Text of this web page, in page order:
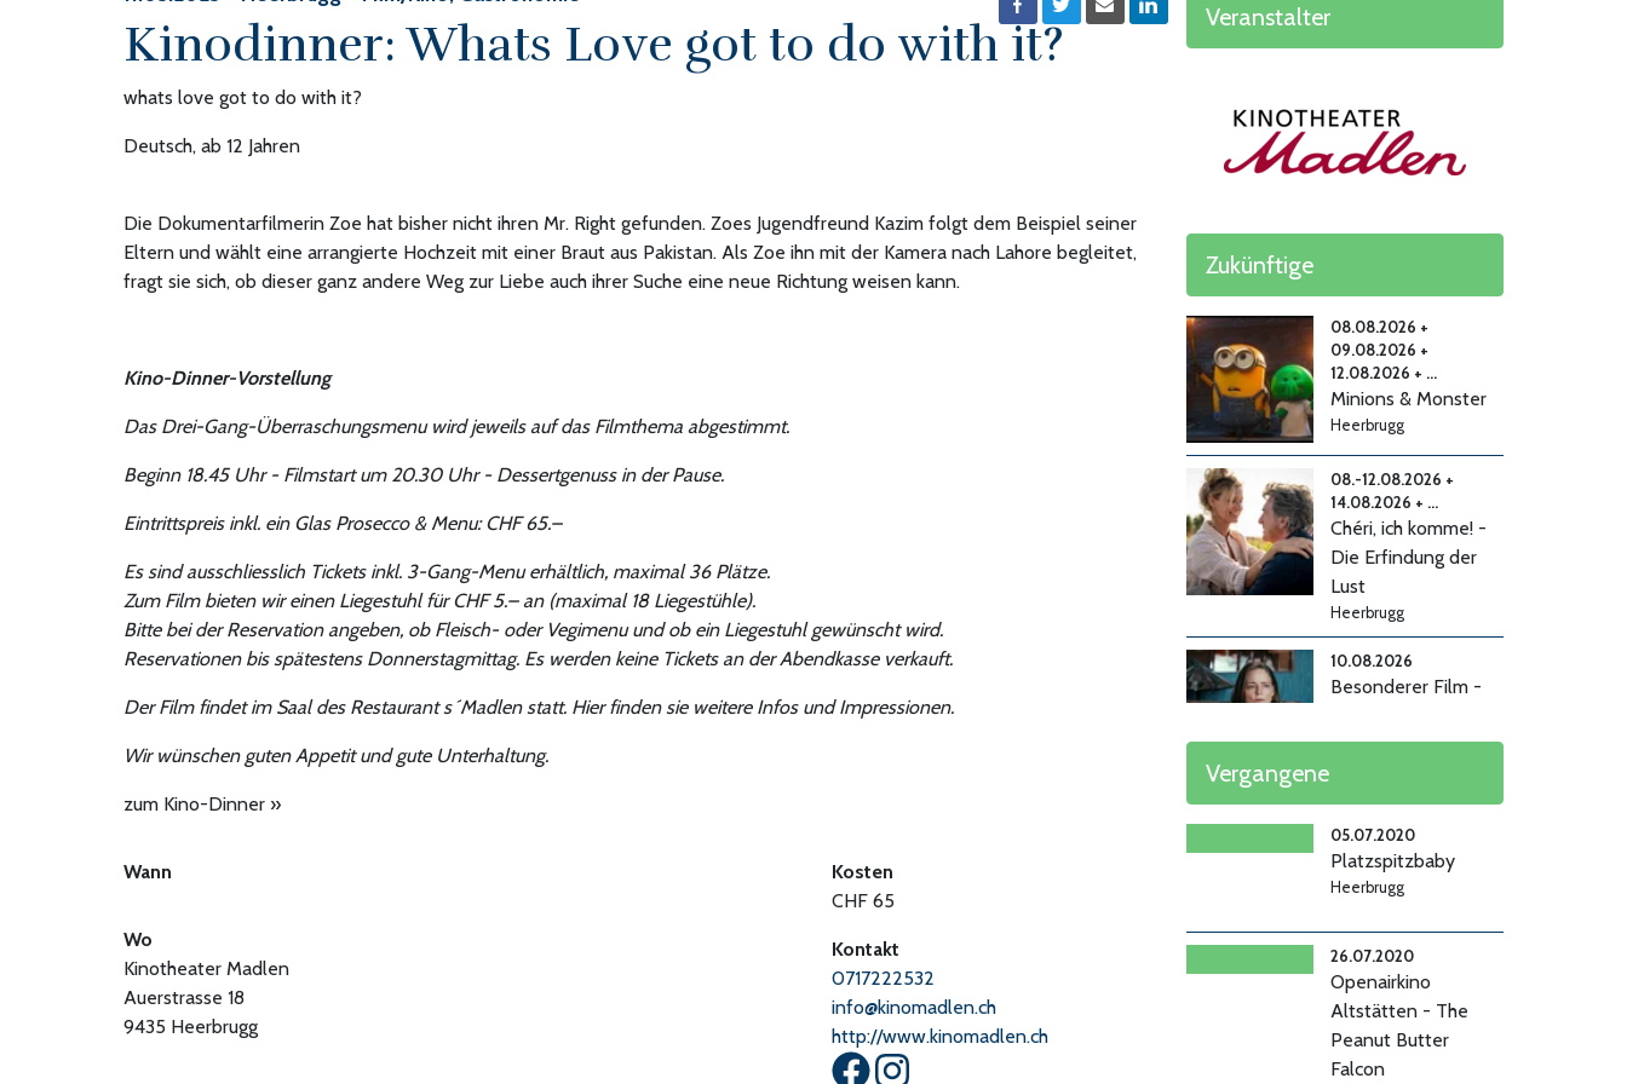
Kinodinner: Whats Love got to do with it?
whats love got to do with it?
Deutsch, ab 12 Jahren
Die Dokumentarfilmerin Zoe hat bisher nicht ihren Mr. Right gefunden. Zoes Jugendfreund Kazim folgt dem Beispiel seiner
Eltern und wählt eine arrangierte Hochzeit mit einer Braut aus Pakistan. Als Zoe ihn mit der Kamera nach Lahore begleitet,
fragt sie sich, ob dieser ganz andere Weg zur Liebe auch ihrer Suche eine neue Richtung weisen kann.
Kino-Dinner-Vorstellung
Das Drei-Gang-Überraschungsmenu wird jeweils auf das Filmthema abgestimmt.
Beginn 18.45 Uhr - Filmstart um 20.30 Uhr - Dessertgenuss in der Pause.
Eintrittspreis inkl. ein Glas Prosecco & Menu: CHF 65.–
Es sind ausschliesslich Tickets inkl. 3-Gang-Menu erhältlich, maximal 36 Plätze.
Zum Film bieten wir einen Liegestuhl für CHF 5.– an (maximal 18 Liegestühle).
Bitte bei der Reservation angeben, ob Fleisch- oder Vegimenu und ob ein Liegestuhl gewünscht wird.
Reservationen bis spätestens Donnerstagmittag. Es werden keine Tickets an der Abendkasse verkauft.
Der Film findet im Saal des Restaurant s´Madlen statt. Hier finden sie weitere Infos und Impressionen.
Wir wünschen guten Appetit und gute Unterhaltung.
zum Kino-Dinner »
Wann
Wo
Kinotheater Madlen
Auerstrasse 18
9435 Heerbrugg
Kosten
CHF 65
Kontakt
0717222532
info@kinomadlen.ch
http://www.kinomadlen.ch
Veranstalter
Zukünftige
08.08.2026 +
09.08.2026 +
12.08.2026 + ...
Minions & Monster
Heerbrugg
08.-12.08.2026 +
14.08.2026 + ...
Chéri, ich komme! -
Die Erfindung der
Lust
Heerbrugg
10.08.2026
Besonderer Film -
Heerbrugg
19.08.2026
Steckerlfischfiasko
Heerbrugg
15.08.2026 +
16.08.2026 +
19.08.2026
Paw Patrol: Der
Dino Film
Vergangene
05.07.2020
Platzspitzbaby
Heerbrugg
26.07.2020
Openairkino
Altstätten - The
Peanut Butter
Falcon